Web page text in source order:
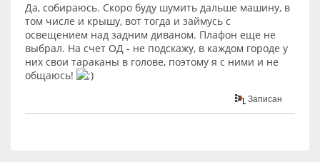
Да, собираюсь. Скоро буду шумить дальше машину, в
том числе и крышу, вот тогда и займусь с
освещением над задним диваном. Плафон еще не
выбрал. На счет ОД - не подскажу, в каждом городе у
них свои тараканы в голове, поэтому я с ними и не
общаюсь!
Записан